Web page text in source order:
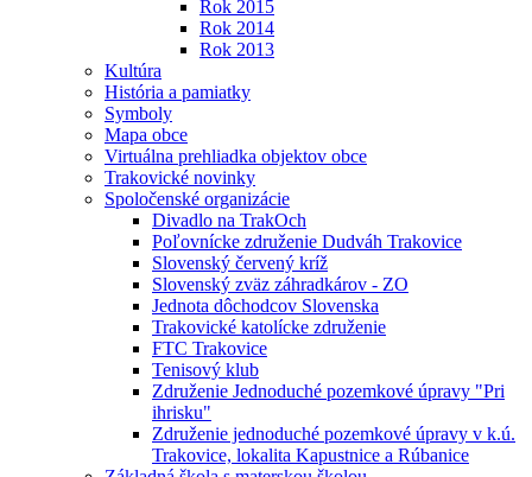
Rok 2015
Rok 2014
Rok 2013
Kultúra
História a pamiatky
Symboly
Mapa obce
Virtuálna prehliadka objektov obce
Trakovické novinky
Spoločenské organizácie
Divadlo na TrakOch
Poľovnícke združenie Dudváh Trakovice
Slovenský červený kríž
Slovenský zväz záhradkárov - ZO
Jednota dôchodcov Slovenska
Trakovické katolícke združenie
FTC Trakovice
Tenisový klub
Združenie Jednoduché pozemkové úpravy "Pri
ihrisku"
Združenie jednoduché pozemkové úpravy v k.ú.
Trakovice, lokalita Kapustnice a Rúbanice